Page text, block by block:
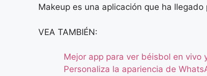
Makeup es una aplicación que ha
VEA TAMBIÉN:
Mejor app para ver béisbol en vivo
Personaliza la apariencia de